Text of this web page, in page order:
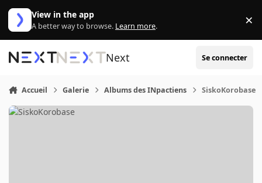
Aller au contenu
View in the app
A better way to browse. Learn more. ×
Next Se connecter
Accueil Galerie Albums des INpactiens SiskoKorobase